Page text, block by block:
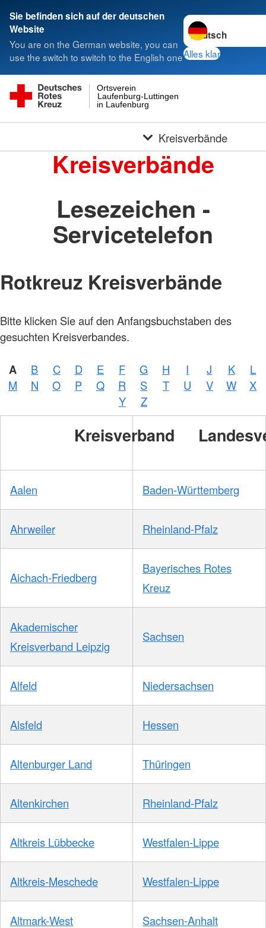
Sie befinden sich auf der deutschen
Website
You are on the German website, you can
use the switch to switch to the English one
Sprache wechseln
Alles klar
in Laufenburg
Laufenburg-Luttingen
Ortsverein
Kreisverbände
Kreisverbände
Lesezeichen -
Servicetelefon
Rotkreuz Kreisverbände
Bitte klicken Sie auf den Anfangsbuchstaben des
gesuchten Kreisverbandes.
A B C D E F G H I J K
L
M
N O P Q R S T U V W
X
Y
Z
Kreisverband
Aalen Baden-Württemberg
Ahrweiler Rheinland-Pfalz
Aichach-Friedberg
Bayerisches Rotes
Kreuz
Akademischer
Kreisverband Leipzig
Sachsen
Alfeld Niedersachsen
Alsfeld Hessen
Altenburger Land Thüringen
Altenkirchen Rheinland-Pfalz
Altkreis Lübbecke Westfalen-Lippe
Altkreis-Meschede Westfalen-Lippe
Altmark-West Sachsen-Anhalt